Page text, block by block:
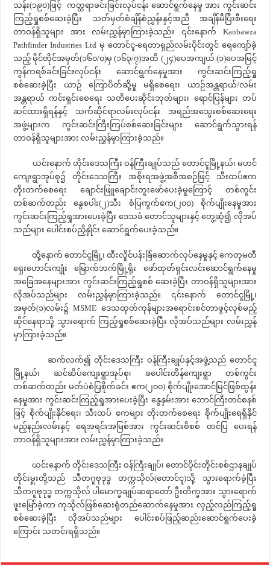
သန်း(၁၉၀)ဖြင့် ကတ္တရာခင်းခြင်းလုပ်ငန်း ဆောင်ရွက်နေမှု အား ကွင်းဆင်း
ကြည့်ရှုစစ်ဆေးခဲ့ပြီး သတ်မှတ်စံချိန်စံညွှန်းနှင့်အညီ အချိန်မီပြီးစီးရေး
တာဝန်ရှိသူများ အား လမ်းညွှန်မှာကြားခဲ့သည်။ ၎င်းနောက် Kanbawza
Pathfinder Industries Ltd မှ တောင်ငူ-ရေတာရှည်လမ်းပိုင်းတွင် ရေကျော်ခဲ့
သည့် မိုင်တိုင်အမှတ်(၁၆၀/၀)မှ (၁၆၃/၇)အထိ (၂၄)ပေအကျယ် (၁)ပေအမြင့်
ကွန်ကရစ်ခင်းခြင်းလုပ်ငန်း ဆောင်ရွက်နေမှုအား ကွင်းဆင်းကြည့်ရှု
စစ်ဆေးခဲ့ပြီး ယာဉ် ကြောပိတ်ဆို့မှု မရှိစေရေး၊ ယာဉ်အန္တရာယ်/လမ်း
အန္တရာယ် ကင်းရှင်းစေရေး သတိပေးဆိုင်းဘုတ်များ၊ ရောင်ပြန်များ တပ်
ဆင်ထားရှိရန်နှင့် သက်ဆိုင်ရာလမ်းလုပ်ငန်း အရည်အသွေးစစ်ဆေးရေး
အဖွဲ့များက ကွင်းဆင်းကြီးကြပ်စစ်ဆေးခြင်းများ ဆောင်ရွက်သွားရန်
တာဝန်ရှိသူများအား လမ်းညွှန်မှာကြားခဲ့သည်။
ယင်းနောက် တိုင်းဒေသကြီး ဝန်ကြီးချုပ်သည် တောင်ငူမြို့နယ်၊ မဟင်
ကျေးရွာအုပ်စု၌ တိုင်းဒေသကြီး အစိုးရအဖွဲ့အစီအစဉ်ဖြင့် သီးထပ်ဧက
တိုးတက်စေရေး ချောင်းဖြူချောင်းတူးဖော်ပေးခဲ့မှုကြောင့် တစ်ကွင်း
တစ်ဆက်တည်း နွေစပါး(၂)သီး စံပြကွက်ဧက(၂၀၀) စိုက်ပျိုးနေမှုအား
ကွင်းဆင်းကြည့်ရှုအားပေးခဲ့ပြီး ဒေသခံ တောင်သူများနှင့်‌ တွေ့ဆုံ၍ လိုအပ်
သည်များ ပေါင်းစပ်ညှိနှိုင်း ဆောင်ရွက်ပေးခဲ့သည်။
ထို့နောက် တောင်ငူမြို့၊ ထီးလှိုင်ပန်းခြံဆောက်လုပ်နေမှုနှင့် ကေတုမတီ
ရှေးဟောင်းကျုံး မြောက်ဘက်မြို့ရိုး ဖော်ထုတ်ရှင်းလင်းဆောင်ရွက်နေမှု
အခြေအနေများအား ကွင်းဆင်းကြည့်ရှုစစ် ဆေးခဲ့ပြီး တာဝန်ရှိသူများအား
လိုအပ်သည်များ လမ်းညွှန်မှာကြားခဲ့သည်။ ၎င်းနောက် တောင်ငူမြို့၊
အမှတ်(၁)လမ်း၌ MSME ဒေသထုတ်ကုန်များအရောင်းစင်တာဖွင့်လှစ်မည့်
ဆိုင်နေရာသို့ သွားရောက် ကြည့်ရှုစစ်ဆေးခဲ့ပြီး လိုအပ်သည်များ လမ်းညွှန်
မှာကြားခဲ့သည်။
ဆက်လက်၍ တိုင်းဒေသကြီး ဝန်ကြီးချုပ်နှင့်အဖွဲ့သည် တောင်ငူ
မြို့နယ်၊ ဆင်ဆိပ်ကျေးရွာအုပ်စု၊ ခပေါင်းတိန်ကျေးရွာ တစ်ကွင်း
တစ်ဆက်တည်း မတ်ပဲစံပြစိုက်ခင်း ဧက(၂၀၀) စိုက်ပျိုးအောင်မြင်ဖြစ်ထွန်း
နေမှုအား ကွင်းဆင်းကြည့်ရှုအားပေးခဲ့ပြီး နွေနှမ်းအား ဘောင်ကြီးတင်စနစ်
ဖြင့် စိုက်ပျိုးနိုင်ရေး၊ သီးထပ် ဧကများ တိုးတက်စေရေး စိုက်ပျိုးရေရှိနိုင်
မည့်နည်းလမ်းနှင့် ရေအရင်းအမြစ်အား ကွင်းဆင်းစိစစ် တင်ပြ ပေးရန်
တာဝန်ရှိသူများအား လမ်းညွှန်မှာကြားခဲ့သည်။
ယင်းနောက် တိုင်းဒေသကြီး ဝန်ကြီးချုပ်၊ တောင်ပိုင်းတိုင်းစစ်ဌာနချုပ်
တိုင်းမှူးတို့သည် သီတဂူဗုဒုဒ္ဓ တက္ကသိုလ်(တောင်ငူ)သို့ သွားရောက်ခဲ့ပြီး
သီတဂူဗုဒုဒ္ဓ တက္ကသိုလ် ပါမောက္ခချုပ်ဆရာတော် ဦးတိက္ခအား သွားရောက်
ဖူးမြော်ခဲ့ကာ ကုသိုလ်ဖြစ်ဆေးရုံတည်ဆောက်နေမှုအား လှည့်လည်ကြည့်ရှု
စစ်ဆေးခဲ့ပြီး လိုအပ်သည်များ ပေါင်းစပ်ဖြည့်ဆည်းဆောင်ရွက်ပေးခဲ့
ကြောင်း သတင်းရရှိသည်။